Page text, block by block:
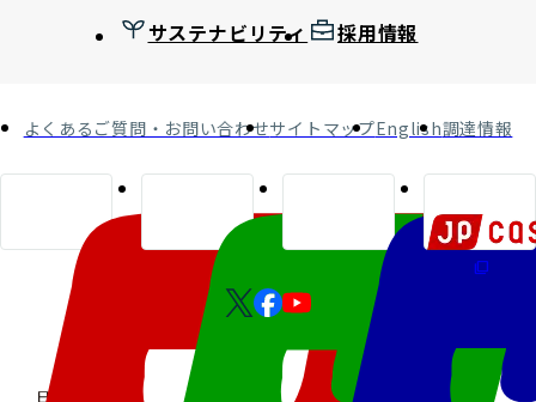
サステナビリティ 採用情報
よくあるご質問・お問い合わせサイトマップEnglish調達情報